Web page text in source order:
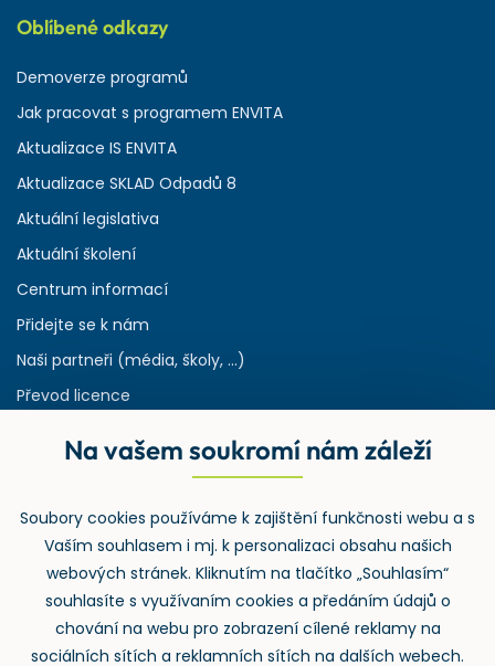
Oblíbené odkazy
Demoverze programů
Jak pracovat s programem ENVITA
Aktualizace IS ENVITA
Aktualizace SKLAD Odpadů 8
Aktuální legislativa
Aktuální školení
Centrum informací
Přidejte se k nám
Naši partneři (média, školy, ...)
Převod licence
Rejstřík používaných zkratek v odpadech
Zpětný odběr
Na vašem soukromí nám záleží
Soubory cookies používáme k zajištění funkčnosti webu a s
Vaším souhlasem i mj. k personalizaci obsahu našich
webových stránek. Kliknutím na tlačítko „Souhlasím“
souhlasíte s využívaním cookies a předáním údajů o
chování na webu pro zobrazení cílené reklamy na
sociálních sítích a reklamních sítích na dalších webech.